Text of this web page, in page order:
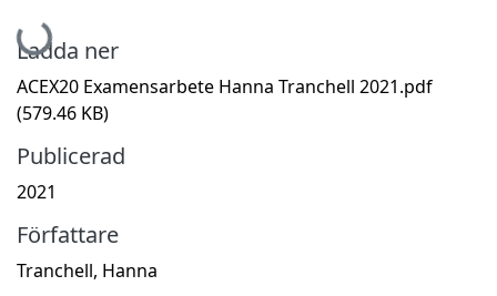
Hämtar...
Ladda ner
ACEX20 Examensarbete Hanna Tranchell 2021.pdf
(579.46 KB)
Publicerad
2021
Författare
Tranchell, Hanna